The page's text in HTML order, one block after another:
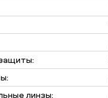
линзы: